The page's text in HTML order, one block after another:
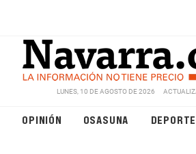
LUNES, 10 DE AGOSTO DE 2026
OPINIÓN OSASUNA DEPORTE